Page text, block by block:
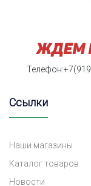
Ссылки
Наши магазины
Каталог товаров
Новости